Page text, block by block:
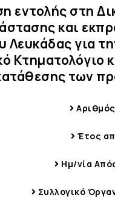
στη
και
Λευκάδας για
Κτηματολόγιο
των
Έτος
Ημ/νία
Συλλογικό